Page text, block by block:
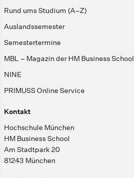
Rund ums Studium (A–Z)
Auslandssemester
Semestertermine
MBL – Magazin der HM Business School
NINE
PRIMUSS Online Service
Kontakt
Hochschule München
HM Business School
Am Stadtpark 20
81243 München